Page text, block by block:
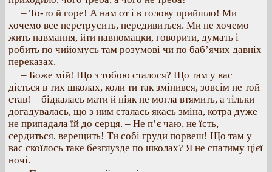
– То-то й горе! А нам от і в голову прийшло! Ми
хочемо все перетрусить, передивиться. Ми не хочемо
жить навмання, йти навпомацки, говорити, думать і
робить по чийомусь там розумові чи по баб’ячих давніх
переказах.
– Боже мій! Що з тобою сталося? Що там у вас
діється в тих школах, коли ти так змінився, зовсім не той
став! – бідкалась мати й ніяк не могла втямить, а тільки
догадувалась, що з ним сталась якась зміна, котра дуже
не припадала їй до серця. – Не п’є чаю, не їсть,
сердиться, верещить! Ти собі груди порвеш! Що там у
вас скоїлось таке безглузде по школах? Я не спатиму цієї
ночі.